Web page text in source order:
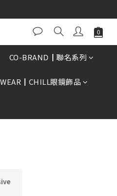
CO-BRAND┃聯名系列
眼鏡飾品
BUY NOW